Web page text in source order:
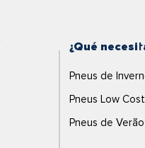
¿Qué
Pneus de
Pneus Low Cost
Pneus de Verão